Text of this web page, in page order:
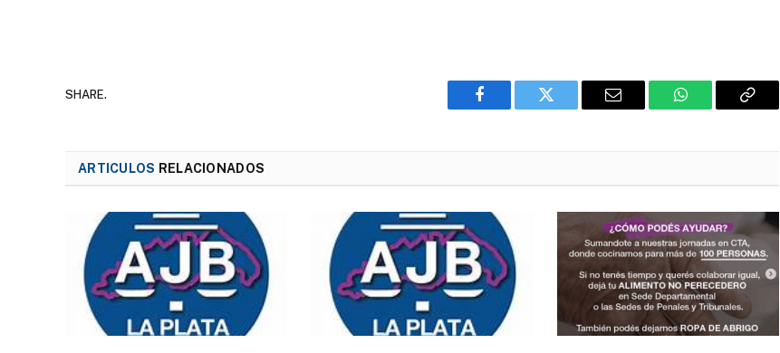
SHARE.
Facebook Twitter Email WhatsAppCopy
ARTICULOS RELACIONADOS